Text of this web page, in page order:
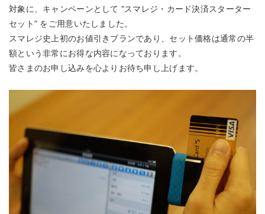
対象に、キャンペーンとして “スマレジ・カード決済スターター
セット” をご用意いたしました。
スマレジ史上初のお値引きプランであり、セット価格は通常の半
額という非常にお得な内容になっております。
皆さまのお申し込みを心よりお待ち申し上げます。